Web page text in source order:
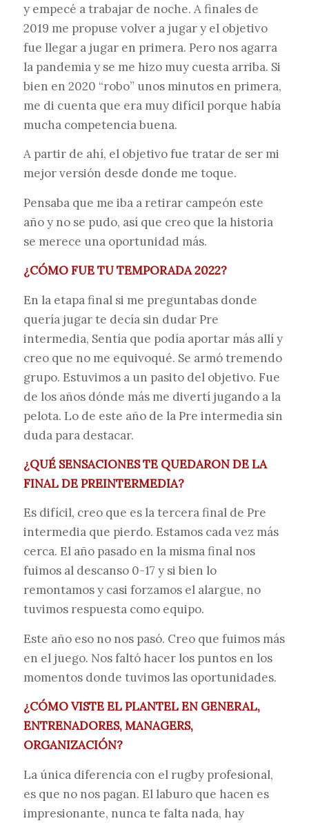
y empecé a trabajar de noche. A finales de
2019 me propuse volver a jugar y el objetivo
fue llegar a jugar en primera. Pero nos agarra
la pandemia y se me hizo muy cuesta arriba. Si
bien en 2020 “robo” unos minutos en primera,
me di cuenta que era muy difícil porque había
mucha competencia buena.
A partir de ahí, el objetivo fue tratar de ser mi
mejor versión desde donde me toque.
Pensaba que me iba a retirar campeón este
año y no se pudo, así que creo que la historia
se merece una oportunidad más.
¿CÓMO FUE TU TEMPORADA 2022?
En la etapa final si me preguntabas donde
quería jugar te decía sin dudar Pre
intermedia, Sentía que podía aportar más allí y
creo que no me equivoqué. Se armó tremendo
grupo. Estuvimos a un pasito del objetivo. Fue
de los años dónde más me divertí jugando a la
pelota. Lo de este año de la Pre intermedia sin
duda para destacar.
¿QUÉ SENSACIONES TE QUEDARON DE LA
FINAL DE PREINTERMEDIA?
Es difícil, creo que es la tercera final de Pre
intermedia que pierdo. Estamos cada vez más
cerca. El año pasado en la misma final nos
fuimos al descanso 0-17 y si bien lo
remontamos y casi forzamos el alargue, no
tuvimos respuesta como equipo.
Este año eso no nos pasó. Creo que fuimos más
en el juego. Nos faltó hacer los puntos en los
momentos donde tuvimos las oportunidades.
¿CÓMO VISTE EL PLANTEL EN GENERAL,
ENTRENADORES, MANAGERS,
ORGANIZACIÓN?
La única diferencia con el rugby profesional,
es que no nos pagan. El laburo que hacen es
impresionante, nunca te falta nada, hay